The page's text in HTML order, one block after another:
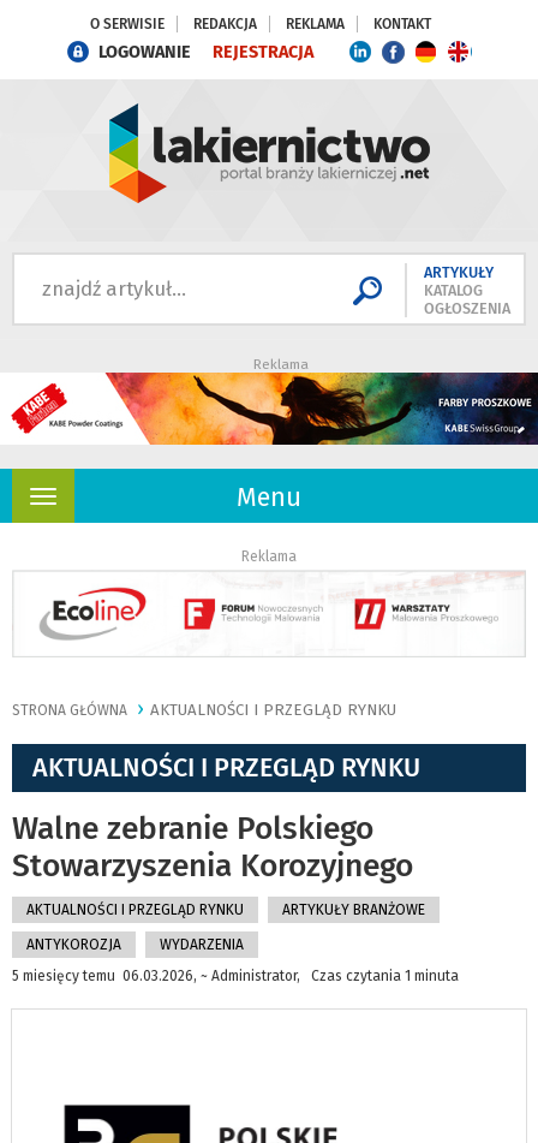
O SERWISIE REDAKCJA REKLAMA KONTAKT
LOGOWANIE REJESTRACJA
ARTYKUŁY
KATALOG
OGŁOSZENIA
Reklama
Menu
Rozwiń
Reklama
STRONA GŁÓWNA AKTUALNOŚCI I PRZEGLĄD RYNKU
AKTUALNOŚCI I PRZEGLĄD RYNKU
Walne zebranie Polskiego
Stowarzyszenia Korozyjnego
AKTUALNOŚCI I PRZEGLĄD RYNKU ARTYKUŁY BRANŻOWE
ANTYKOROZJA
WYDARZENIA
5 miesięcy temu 06.03.2026, ~ Administrator, Czas czytania 1 minuta